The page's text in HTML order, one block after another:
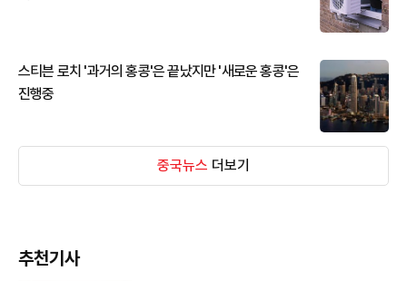
스티븐 로치 '과거의 홍콩'은 끝났지만 '새로운 홍콩'은
진행중
중국뉴스 더보기
추천기사